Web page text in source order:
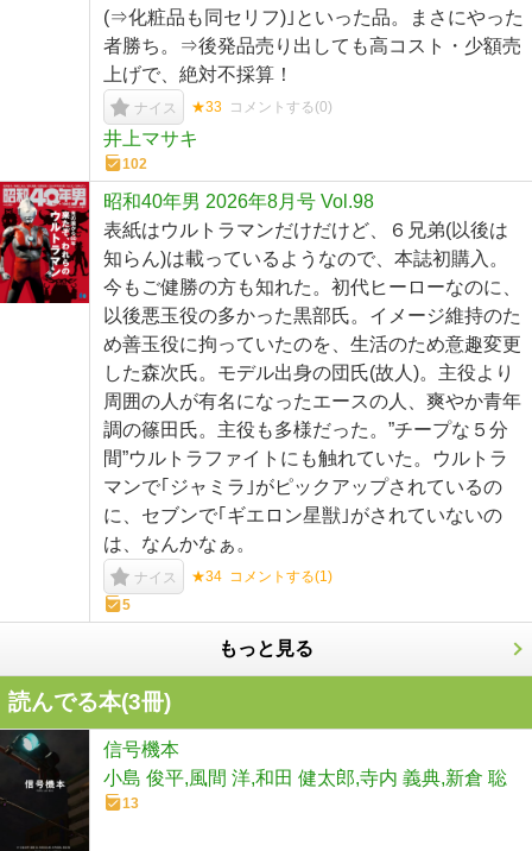
(⇒化粧品も同セリフ)｣といった品。まさにやった
者勝ち。⇒後発品売り出しても高コスト・少額売
上げで、絶対不採算！
ナイス ★33 コメントする(0)
井上マサキ
102
昭和40年男 2026年8月号 Vol.98
表紙はウルトラマンだけだけど、６兄弟(以後は
知らん)は載っているようなので、本誌初購入。
今もご健勝の方も知れた。初代ヒーローなのに、
以後悪玉役の多かった黒部氏。イメージ維持のた
め善玉役に拘っていたのを、生活のため意趣変更
した森次氏。モデル出身の団氏(故人)。主役より
周囲の人が有名になったエースの人、爽やか青年
調の篠田氏。主役も多様だった。”チープな５分
間”ウルトラファイトにも触れていた。ウルトラ
マンで｢ジャミラ｣がピックアップされているの
に、セブンで｢ギエロン星獣｣がされていないの
は、なんかなぁ。
ナイス ★34 コメントする(1)
5
もっと見る
読んでる本(3冊)
信号機本
小島 俊平,風間 洋,和田 健太郎,寺内 義典,新倉 聡
13